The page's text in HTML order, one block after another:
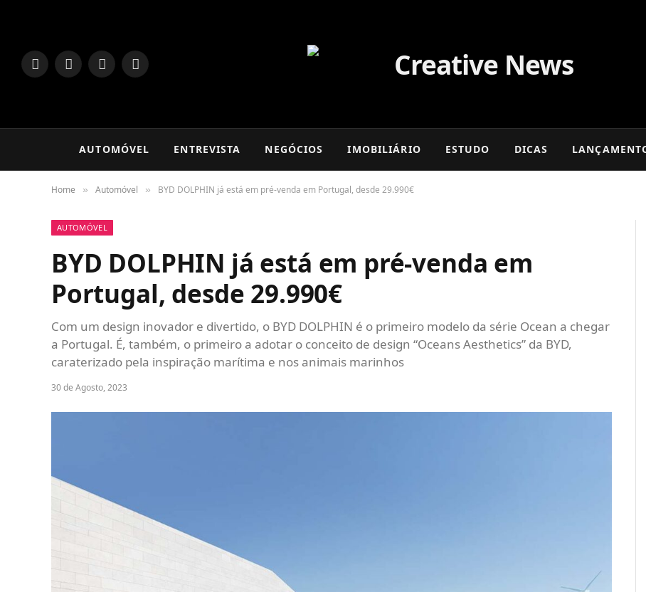
LinkedInFacebookInstagram
TikTok
AUTOMÓVEL ENTREVISTA NEGÓCIOS IMOBILIÁRIO ESTUDO DICAS
Home » Automóvel » BYD DOLPHIN já está em pré-venda em Portugal, desde 29.990€
AUTOMÓVEL
BYD DOLPHIN já está em pré-venda em
Portugal, desde 29.990€
Com um design inovador e divertido, o BYD DOLPHIN é o primeiro modelo da série Ocean a chegar
a Portugal. É, também, o primeiro a adotar o conceito de design “Oceans Aesthetics” da BYD,
caraterizado pela inspiração marítima e nos animais marinhos
30 de Agosto, 2023